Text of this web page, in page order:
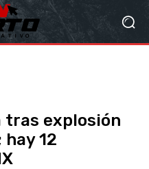
tras explosión
12